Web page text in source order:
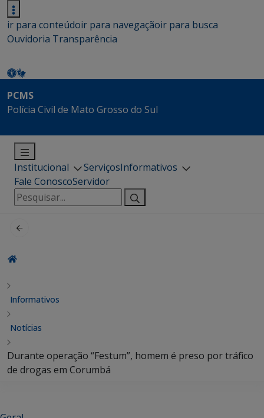
ir para conteúdoir para navegaçãoir para busca
Ouvidoria Transparência
PCMS
Polícia Civil de Mato Grosso do Sul
Institucional ServiçosInformativos
Fale ConoscoServidor
Pesquisar
por:
Informativos
Notícias
Durante operação “Festum”, homem é preso por tráfico
de drogas em Corumbá